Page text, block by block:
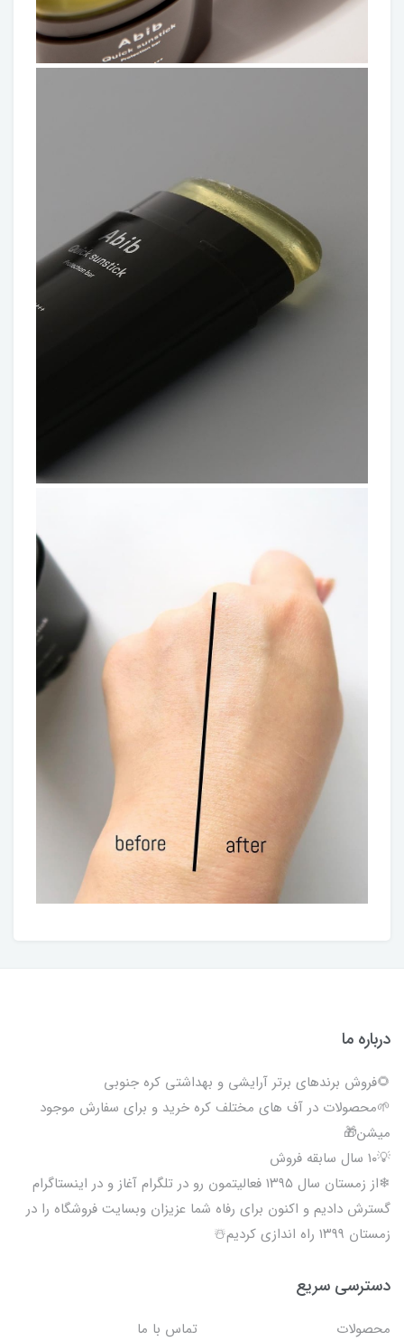
درباره ما
🌻فروش برندهای برتر آرایشی و بهداشتی کره جنوبی
🌱محصولات در آف های مختلف کره خرید و برای سفارش موجود
میشن🎁
💡۱۰ سال سابقه فروش
❄از زمستان سال ۱۳۹۵ فعالیتمون رو در تلگرام آغاز و در اینستاگرام
گسترش دادیم و اکنون برای رفاه شما عزیزان وبسایت فروشگاه را در
زمستان ۱۳۹۹ راه اندازی کردیم☃️
دسترسی سریع
محصولات تماس با ما